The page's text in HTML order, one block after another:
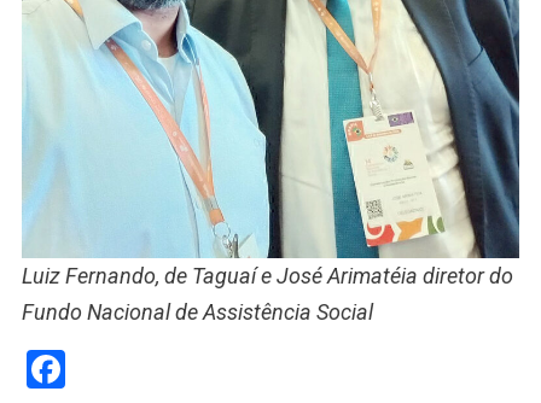
Luiz Fernando, de Taguaí e José Arimatéia diretor do
Fundo Nacional de Assistência Social
Facebook